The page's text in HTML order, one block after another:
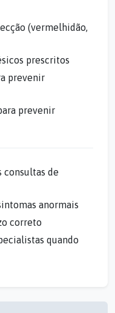
(vermelhidão,
prescritos
prevenir
prevenir
consultas de
anormais
correto
quando